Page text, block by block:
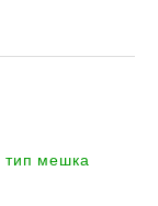
тип мешка